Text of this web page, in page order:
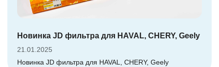
Новинка JD фильтра для HAVAL, CHERY, Geely
21.01.2025
Новинка JD фильтра для HAVAL, CHERY, Geely